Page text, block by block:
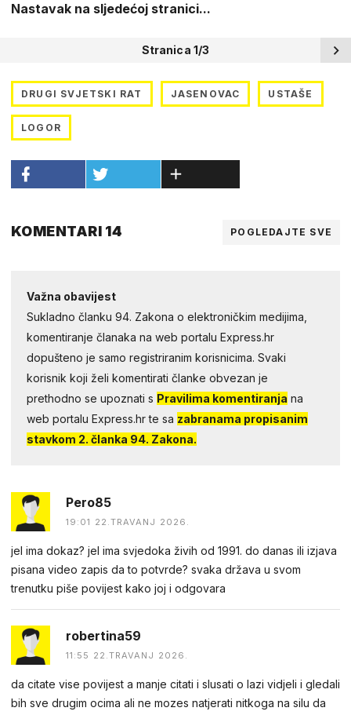
Nastavak na sljedećoj stranici...
Stranica 1/3
DRUGI SVJETSKI RAT JASENOVAC USTAŠE
LOGOR
KOMENTARI 14 POGLEDAJTE SVE
Važna obavijest
Sukladno članku 94. Zakona o elektroničkim medijima,
komentiranje članaka na web portalu Express.hr
dopušteno je samo registriranim korisnicima. Svaki
korisnik koji želi komentirati članke obvezan je
prethodno se upoznati s Pravilima komentiranja na
web portalu Express.hr te sa zabranama propisanim
stavkom 2. članka 94. Zakona.
Pero85
19:01 22.TRAVANJ 2026.
jel ima dokaz? jel ima svjedoka živih od 1991. do danas ili izjava
pisana video zapis da to potvrde? svaka država u svom
trenutku piše povijest kako joj i odgovara
robertina59
11:55 22.TRAVANJ 2026.
da citate vise povijest a manje citati i slusati o lazi vidjeli i gledali
bih sve drugim ocima ali ne mozes natjerati nitkoga na silu da